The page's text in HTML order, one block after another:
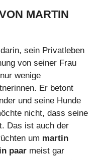
MARTIN
sein Privatleben
von seiner Frau
wenige
Er betont
und seine Hunde
nicht, dass seine
Das ist auch der
um martin
paar meist gar